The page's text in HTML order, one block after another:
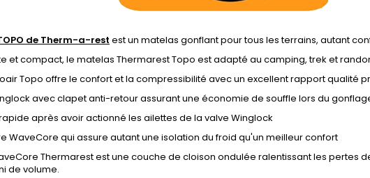
de Therm-a-rest est un matelas gonflant pour tous les terrains, autant
et compact, le matelas Thermarest Topo est adapté au camping, trek et
Topo offre le confort et la compressibilité avec un excellent rapport qualité
avec clapet anti-retour assurant une économie de souffle lors du
après avoir actionné les ailettes de la valve Winglock
WaveCore qui assure autant une isolation du froid qu'un meilleur confort
Thermarest est une couche de cloison ondulée ralentissant les pertes
de volume.